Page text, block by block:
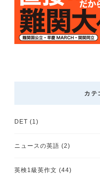
カテ
DET (1)
ニュースの英語 (2)
英検1級英作文 (44)